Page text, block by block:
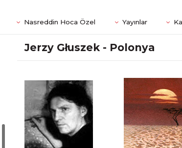
Nasreddin Hoca Özel Yayınlar
Jerzy Głuszek - Polonya